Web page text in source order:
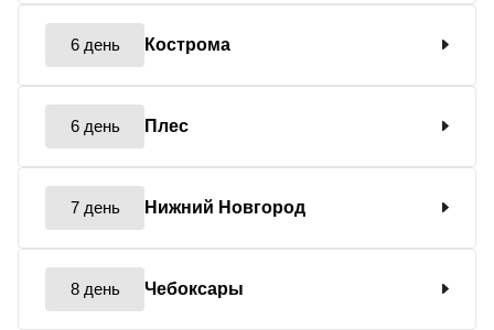
6 день Кострома
6 день Плес
7 день Нижний Новгород
8 день Чебоксары